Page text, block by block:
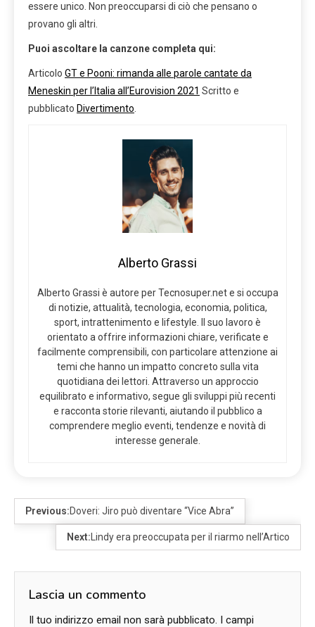
essere unico. Non preoccuparsi di ciò che pensano o
provano gli altri.
Puoi ascoltare la canzone completa qui:
Articolo GT e Pooni: rimanda alle parole cantate da
Meneskin per l’Italia all’Eurovision 2021 Scritto e
pubblicato Divertimento
Alberto Grassi
Alberto Grassi è autore per Tecnosuper.net e si occupa
di notizie, attualità, tecnologia, economia, politica,
sport, intrattenimento e lifestyle. Il suo lavoro è
orientato a offrire informazioni chiare, verificate e
facilmente comprensibili, con particolare attenzione ai
temi che hanno un impatto concreto sulla vita
quotidiana dei lettori. Attraverso un approccio
equilibrato e informativo, segue gli sviluppi più recenti
e racconta storie rilevanti, aiutando il pubblico a
comprendere meglio eventi, tendenze e novità di
interesse generale.
Previous:Doveri: Jiro può diventare “Vice Abra”
Next:Lindy era preoccupata per il riarmo nell’Artico
Lascia un commento
Il tuo indirizzo email non sarà pubblicato. I campi